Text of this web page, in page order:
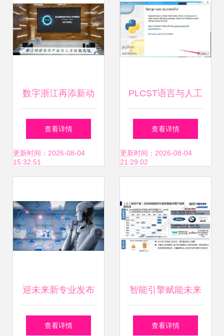
动软件开发新篇章
数字浙江再添新动
力 百款鸿蒙原生应
用上架，头部企业
态
查看详情
更新时间：2026-08-04
15:32:51
PLCST语言与人工
智能编程的融合 揭
秘强大潜力、实战
查看详情
更新时间：2026-08-04
21:29:02
迎未来新专业发布
人工智能应用软件
查看详情
智能引擎赋能未来
2018年中国信通院
查看详情